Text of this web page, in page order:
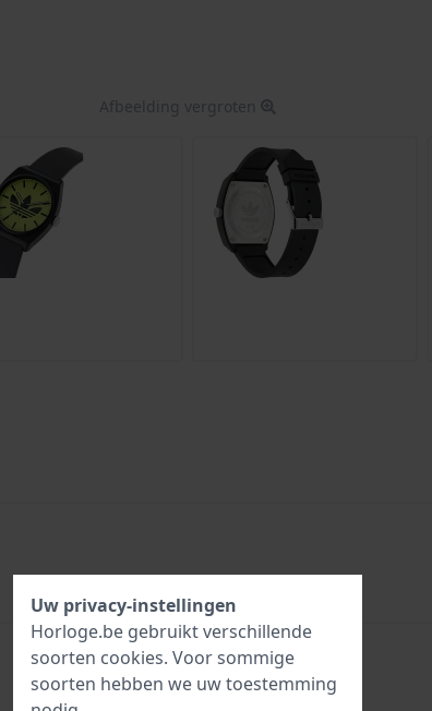
Afbeelding vergroten
Uw privacy-instellingen
Horloge.be gebruikt verschillende
soorten cookies. Voor sommige
soorten hebben we uw toestemming